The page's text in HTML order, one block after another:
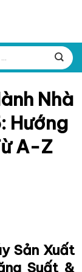
Nhà
Hướng
A-Z
Sản Xuất
Suất &